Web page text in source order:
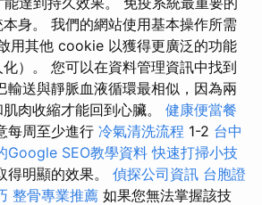
身。 我們的網站使用基本操作所需
用其他 cookie 以獲得更廣泛的功能
化）。 您可以在資料管理資訊中找到
輸送與靜脈血液循環最相似，因為兩
肉收縮才能回到心臟。 健康便當餐
每周至少進行 冷氣清洗流程 1-2 台中
Google SEO教學資料 快速打掃小技
得明顯的效果。 偵探公司資訊 台胞證
整骨專業推薦 如果您無法掌握該技